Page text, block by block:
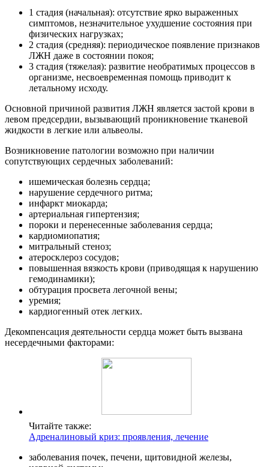
1 стадия (начальная): отсутствие ярко выраженных
симптомов, незначительное ухудшение состояния при
физических нагрузках;
2 стадия (средняя): периодическое появление признаков
ЛЖН даже в состоянии покоя;
3 стадия (тяжелая): развитие необратимых процессов в
организме, несвоевременная помощь приводит к
летальному исходу.
Основной причиной развития ЛЖН является застой крови в
левом предсердии, вызывающий проникновение тканевой
жидкости в легкие или альвеолы.
Возникновение патологии возможно при наличии
сопутствующих сердечных заболеваний:
ишемическая болезнь сердца;
нарушение сердечного ритма;
инфаркт миокарда;
артериальная гипертензия;
пороки и перенесенные заболевания сердца;
кардиомиопатия;
митральный стеноз;
атеросклероз сосудов;
повышенная вязкость крови (приводящая к нарушению
гемодинамики);
обтурация просвета легочной вены;
уремия;
кардиогенный отек легких.
Декомпенсация деятельности сердца может быть вызвана
несердечными факторами:
Читайте также:
Адреналиновый криз: проявления, лечение
заболевания почек, печени, щитовидной железы,